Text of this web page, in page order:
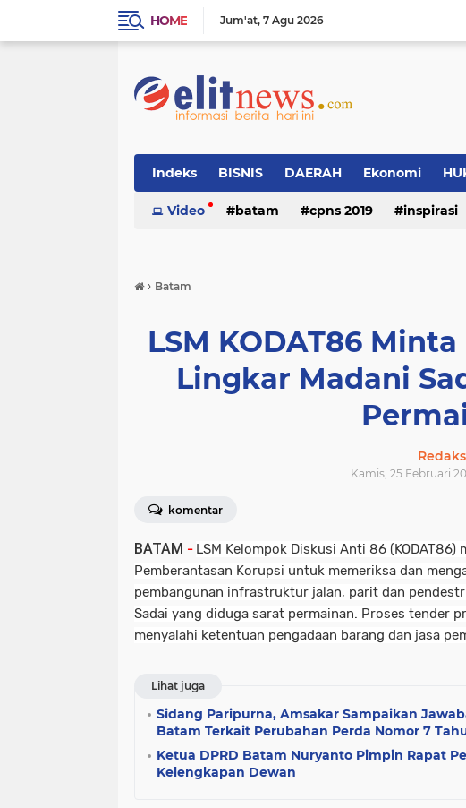
HOME Jum'at 7 Agu 2026
Indeks BISNIS DAERAH Ekonomi
Video batam cpns 2019 inspirasi
› Batam
LSM KODAT86
Lingkar Madani
Kamis, 25 Februari
komentar
BATAM - LSM Kelompok Diskusi Anti 86 (KODAT86)
Pemberantasan Korupsi untuk memeriksa dan
pembangunan infrastruktur jalan, parit dan
Sadai yang diduga sarat permainan. Proses tender
menyalahi ketentuan pengadaan barang dan jasa
Lihat juga
Sidang Paripurna, Amsakar Sampaikan
Batam Terkait Perubahan Perda Nomor 7
Ketua DPRD Batam Nuryanto Pimpin Rapat
Kelengkapan Dewan